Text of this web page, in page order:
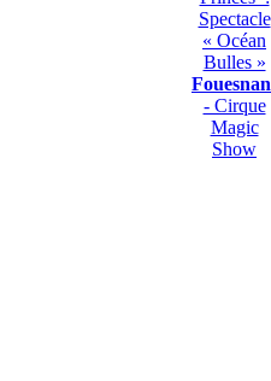
Spectacle
« Océan
Bulles »
- Cirque
Magic
Show